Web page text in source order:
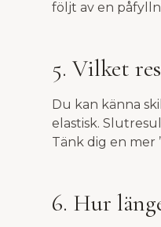
följt av en
5. Vilket
Du kan känna
elastisk.
Tänk dig en mer
6. Hur